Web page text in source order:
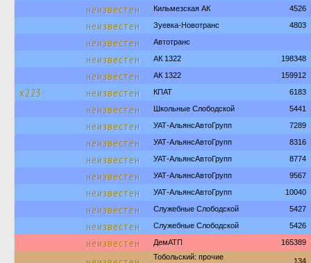
неизвестен Кильмезская АК 4526
неизвестен Зуевка-Новотранс 4803
неизвестен Автотранс
неизвестен АК 1322 198348
неизвестен АК 1322 159912
х223 неизвестен КПАТ 6183
неизвестен Школьные Слободской 5441
неизвестен УАТ-АльянсАвтоГрупп 7289
неизвестен УАТ-АльянсАвтоГрупп 8316
неизвестен УАТ-АльянсАвтоГрупп 8774
неизвестен УАТ-АльянсАвтоГрупп 9567
неизвестен УАТ-АльянсАвтоГрупп 10040
неизвестен Служебные Слободской 5427
неизвестен Служебные Слободской 5426
неизвестен ДемАТП 165389
Тобольский: прочие
134